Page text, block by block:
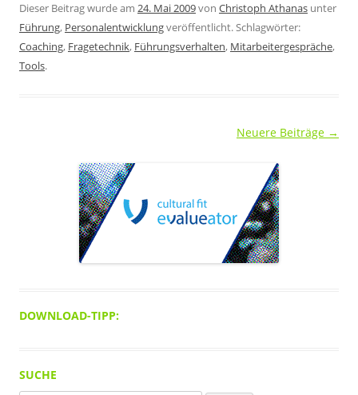
Dieser Beitrag wurde am 24. Mai 2009von Christoph Athanas unter
Führung, Personalentwicklungveröffentlicht. Schlagwörter:
Coaching, Fragetechnik, Führungsverhalten, Mitarbeitergespräche,
Tools.
Neuere Beiträge →
DOWNLOAD-TIPP:
SUCHE